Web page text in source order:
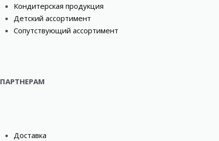
Кондитерская продукция
Детский ассортимент
Сопутствующий ассортимент
ПАРТНЕРАМ
Доставка